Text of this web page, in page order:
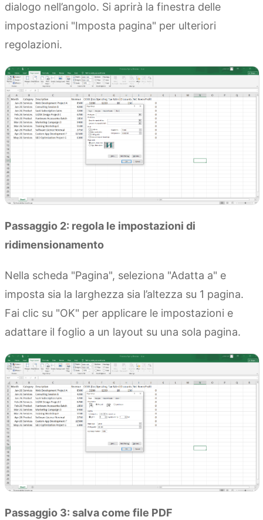
dialogo nell’angolo. Si aprirà la finestra delle
impostazioni "Imposta pagina" per ulteriori
regolazioni.
Passaggio 2: regola le impostazioni di
ridimensionamento
Nella scheda "Pagina", seleziona "Adatta a" e
imposta sia la larghezza sia l’altezza su 1 pagina.
Fai clic su "OK" per applicare le impostazioni e
adattare il foglio a un layout su una sola pagina.
Passaggio 3: salva come file PDF